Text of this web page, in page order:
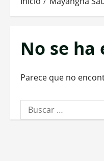
No se
Parece que no
Buscar: